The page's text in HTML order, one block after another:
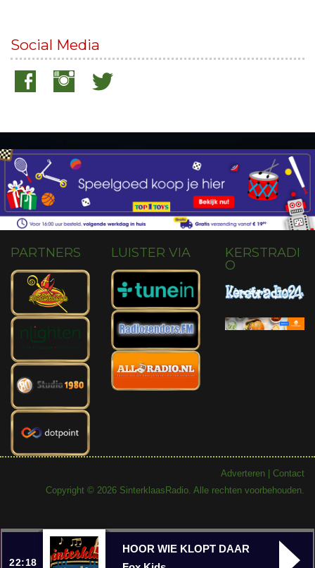
Social Media
PARTNERS LUISTER VIA
KERSTRADI
O
Adverteren | Contact
Copyright © 2026 SinterklaasRadio. Alle rechten voorbehouden.
22:18
HOOR WIE KLOPT DAAR